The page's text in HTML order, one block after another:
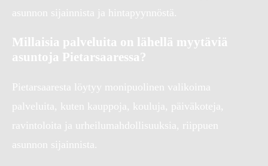
asunnon sijainnista ja hintapyynnöstä.
Millaisia palveluita on lähellä myytäviä
asuntoja Pietarsaaressa?
Pietarsaaresta löytyy monipuolinen valikoima
palveluita, kuten kauppoja, kouluja, päiväkoteja,
ravintoloita ja urheilumahdollisuuksia, riippuen
asunnon sijainnista.